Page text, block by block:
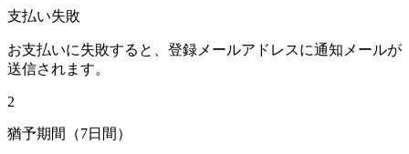
支払い失敗
お支払いに失敗すると、登録メールアドレスに通知メールが
送信されます。
2
猶予期間（7日間）